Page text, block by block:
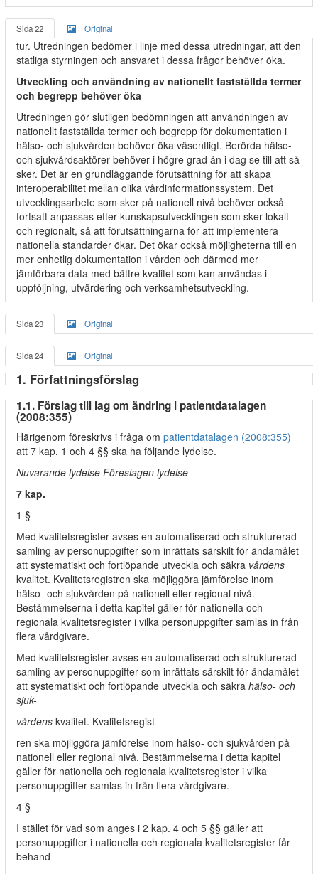
Sida 22 Original
tur. Utredningen bedömer i linje med dessa utredningar, att den
statliga styrningen och ansvaret i dessa frågor behöver öka.
Utveckling och användning av nationellt fastställda termer
och begrepp behöver öka
Utredningen gör slutligen bedömningen att användningen av
nationellt fastställda termer och begrepp för dokumentation i
hälso- och sjukvården behöver öka väsentligt. Berörda hälso-
och sjukvårdsaktörer behöver i högre grad än i dag se till att så
sker. Det är en grundläggande förutsättning för att skapa
interoperabilitet mellan olika vårdinformationssystem. Det
utvecklingsarbete som sker på nationell nivå behöver också
fortsatt anpassas efter kunskapsutvecklingen som sker lokalt
och regionalt, så att förutsättningarna för att implementera
nationella standarder ökar. Det ökar också möjligheterna till en
mer enhetlig dokumentation i vården och därmed mer
jämförbara data med bättre kvalitet som kan användas i
uppföljning, utvärdering och verksamhetsutveckling.
Sida 23 Original
Sida 24 Original
1. Författningsförslag
1.1. Förslag till lag om ändring i patientdatalagen
(2008:355)
Härigenom föreskrivs i fråga om patientdatalagen (2008:355)
att 7 kap. 1 och 4 §§ ska ha följande lydelse.
Nuvarande lydelse Föreslagen lydelse
7 kap.
1 §
Med kvalitetsregister avses en automatiserad och strukturerad
samling av personuppgifter som inrättats särskilt för ändamålet
att systematiskt och fortlöpande utveckla och säkra vårdens
kvalitet. Kvalitetsregistren ska möjliggöra jämförelse inom
hälso- och sjukvården på nationell eller regional nivå.
Bestämmelserna i detta kapitel gäller för nationella och
regionala kvalitetsregister i vilka personuppgifter samlas in från
flera vårdgivare.
Med kvalitetsregister avses en automatiserad och strukturerad
samling av personuppgifter som inrättats särskilt för ändamålet
att systematiskt och fortlöpande utveckla och säkra hälso- och
sjuk-
vårdens kvalitet. Kvalitetsregist-
ren ska möjliggöra jämförelse inom hälso- och sjukvården på
nationell eller regional nivå. Bestämmelserna i detta kapitel
gäller för nationella och regionala kvalitetsregister i vilka
personuppgifter samlas in från flera vårdgivare.
4 §
I stället för vad som anges i 2 kap. 4 och 5 §§ gäller att
personuppgifter i nationella och regionala kvalitetsregister får
behand-